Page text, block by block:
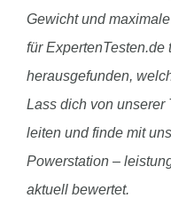
Gewicht und
für ExpertenTesten.de
herausgefunden,
Lass dich von unserer
leiten und finde mit
Powerstation –
aktuell bewertet.